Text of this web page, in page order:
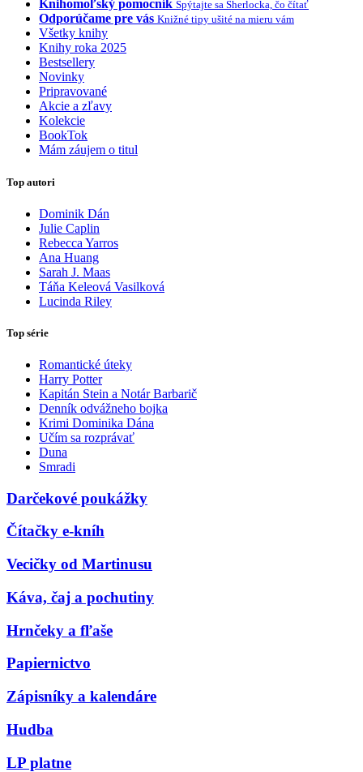
Knihomoľský pomocník Spýtajte sa Sherlocka, čo čítať
Odporúčame pre vás Knižné tipy ušité na mieru vám
Všetky knihy
Knihy roka 2025
Bestsellery
Novinky
Pripravované
Akcie a zľavy
Kolekcie
BookTok
Mám záujem o titul
Top autori
Dominik Dán
Julie Caplin
Rebecca Yarros
Ana Huang
Sarah J. Maas
Táňa Keleová Vasilková
Lucinda Riley
Top série
Romantické úteky
Harry Potter
Kapitán Stein a Notár Barbarič
Denník odvážneho bojka
Krimi Dominika Dána
Učím sa rozprávať
Duna
Smradi
Darčekové poukážky
Čítačky e-kníh
Vecičky od Martinusu
Káva, čaj a pochutiny
Hrnčeky a fľaše
Papiernictvo
Zápisníky a kalendáre
Hudba
LP platne